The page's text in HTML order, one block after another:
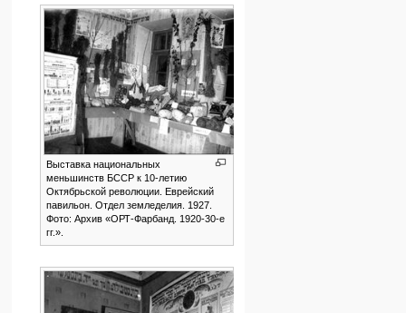
Выставка национальных
меньшинств БССР к 10-летию
Октябрьской революции. Еврейский
павильон. Отдел земледелия. 1927.
Фото: Архив «ОРТ-Фарбанд. 1920-30-е
гг.».